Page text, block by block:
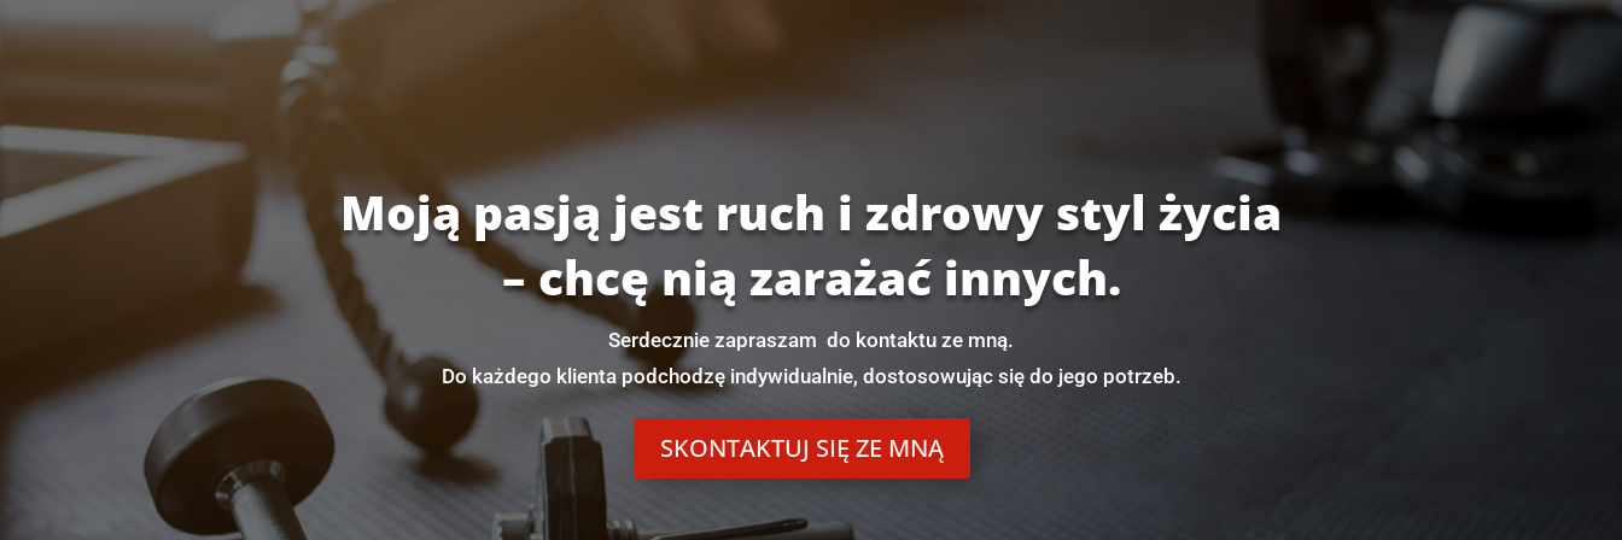
Moją pasją jest ruch i zdrowy styl życia
– chcę nią zarażać innych.
Serdecznie zapraszam do kontaktu ze mną.
Do każdego klienta podchodzę indywidualnie, dostosowując się do jego potrzeb.
SKONTAKTUJ SIĘ ZE MNĄ